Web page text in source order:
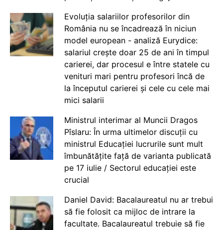
Evoluția salariilor profesorilor din
România nu se încadrează în niciun
model european - analiză Eurydice:
salariul crește doar 25 de ani în timpul
carierei, dar procesul e între statele cu
venituri mari pentru profesori încă de
la începutul carierei și cele cu cele mai
mici salarii
Ministrul interimar al Muncii Dragos
Pîslaru: În urma ultimelor discuții cu
ministrul Educației lucrurile sunt mult
îmbunătățite față de varianta publicată
pe 17 iulie / Sectorul educației este
crucial
Daniel David: Bacalaureatul nu ar trebui
să fie folosit ca mijloc de intrare la
facultate. Bacalaureatul trebuie să fie